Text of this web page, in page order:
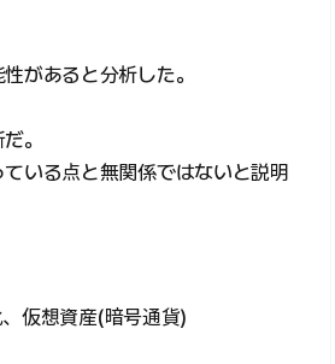
があると分析した。
。
いる点と無関係ではないと説明
仮想資産(暗号通貨)